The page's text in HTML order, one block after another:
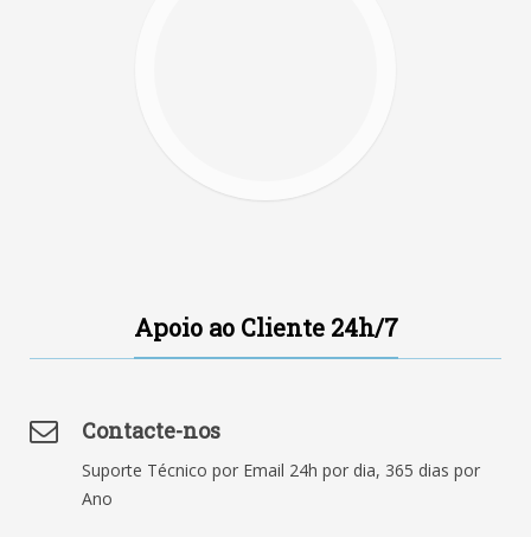
Apoio ao Cliente 24h/7
Contacte-nos
Suporte Técnico por Email 24h por dia, 365 dias por
Ano